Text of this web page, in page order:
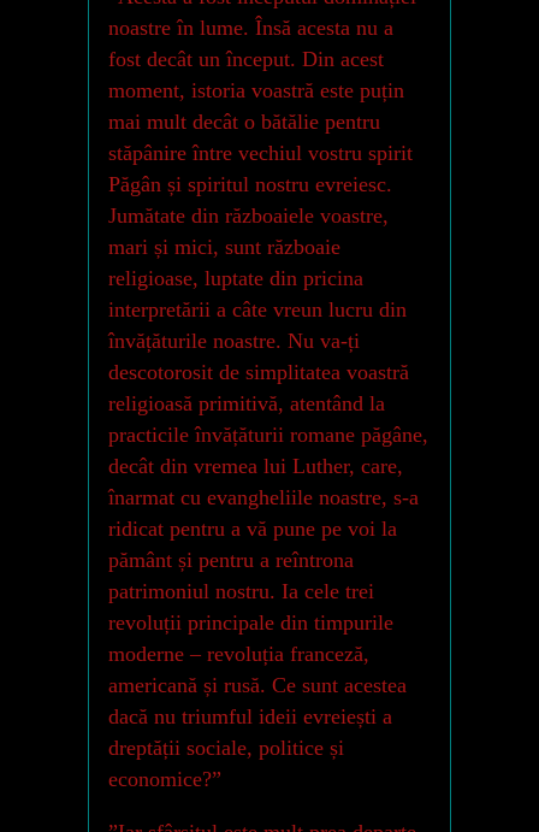
noastre în lume. Însă acesta nu a
fost decât un început. Din acest
moment, istoria voastră este puțin
mai mult decât o bătălie pentru
stăpânire între vechiul vostru spirit
Păgân și spiritul nostru evreiesc.
Jumătate din războaiele voastre,
mari și mici, sunt războaie
religioase, luptate din pricina
interpretării a câte vreun lucru din
învățăturile noastre. Nu va-ți
descotorosit de simplitatea voastră
religioasă primitivă, atentând la
practicile învățăturii romane păgâne,
decât din vremea lui Luther, care,
înarmat cu evangheliile noastre, s-a
ridicat pentru a vă pune pe voi la
pământ și pentru a reîntrona
patrimoniul nostru. Ia cele trei
revoluții principale din timpurile
moderne – revoluția franceză,
americană și rusă. Ce sunt acestea
dacă nu triumful ideii evreiești a
dreptății sociale, politice și
economice?”